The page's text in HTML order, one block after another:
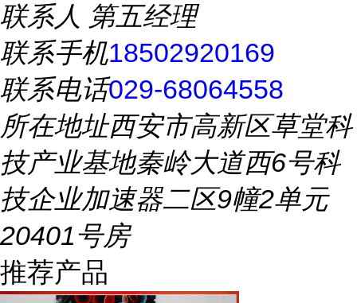
联系人 第五经理
联系手机18502920169
联系电话029-68064558
所在地址西安市高新区草堂科
技产业基地秦岭大道西6号科
技企业加速器二区9幢2单元
20401号房
推荐产品